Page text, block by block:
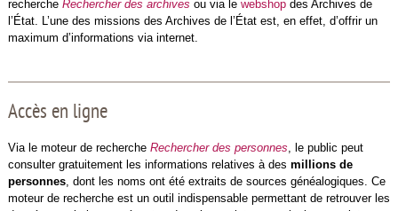
recherche Rechercher des archives ou via le webshopdes Archives de
l’État. L’une des missions des Archives de l’État est, en effet, d’offrir un
maximum d’informations via internet.
Accès en ligne
Via le moteur de recherche Rechercher des personnes , le public peut
consulter gratuitement les informations relatives à des millions de
personnes, dont les noms ont été extraits de sources généalogiques. Ce
moteur de recherche est un outil indispensable permettant de retrouver les